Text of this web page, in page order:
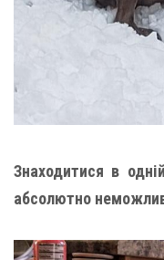
Знаходитися в
абсолютно